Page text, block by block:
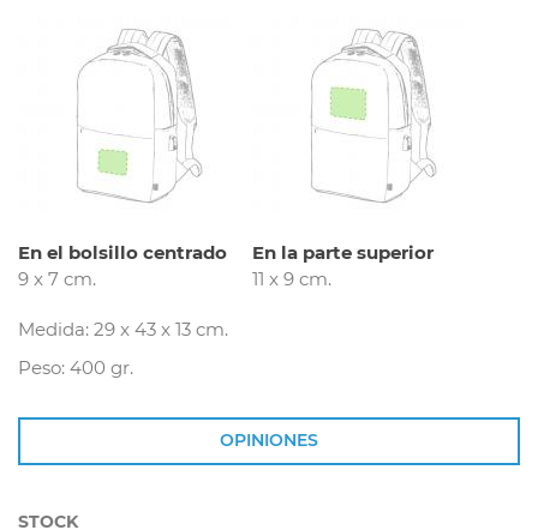
En el bolsillo centrado
9 x 7 cm.
En la parte superior
11 x 9 cm.
Medida: 29 x 43 x 13 cm.
Peso: 400 gr.
OPINIONES
STOCK